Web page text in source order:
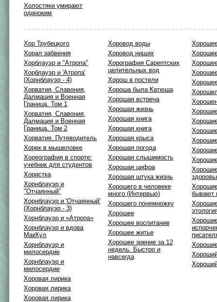
Холостяки умирают
одиноким
Хор Трубецкого
Хорал забвения
Хорблауэр и "Атропа"
Хорблауэр и 'Атропа'
(Хорнблауэр - 4)
Хорватия, Славония,
Далмация и Военная
Граница. Том 1
Хорватия, Славония,
Далмация и Военная
Граница. Том 2
Хорватия. Путеводитель
Хорек в мышеловке
Хореография в спорте:
учебник для студентов
Хористка
Хорнблауэр и
"Отчаянный"
Хорнблауэр и 'Отчаянный'
(Хорнблауэр - 3)
Хорнблауэр и «Атропа»
Хорнблауэр и вдова
МакКул
Хорнблауэр и
милосердие
Хорнблауэр и
милосердие
Хоровая лирика
Хоровая лирика
Хоровая лирика
Хоровод воды
Хоровод нищих
Хорография Сарептских
целительных вод
Хорош в постели
Хороша была Катюша
Хорошая встреча
Хорошая жизнь
Хорошая книга
Хорошая книга
Хорошая крыса
Хорошая погода
Хорошая слышимость
Хорошая цифра
Хорошая штука жизнь
Хорошего в человеке
много (Интервью)
Хорошего понемножку
Хорошее
Хорошее воспитание
Хорошее житье
Хорошее зрение за 12
недель. Быстро и
навсегда
бывают